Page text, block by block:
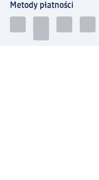
Metody płatności